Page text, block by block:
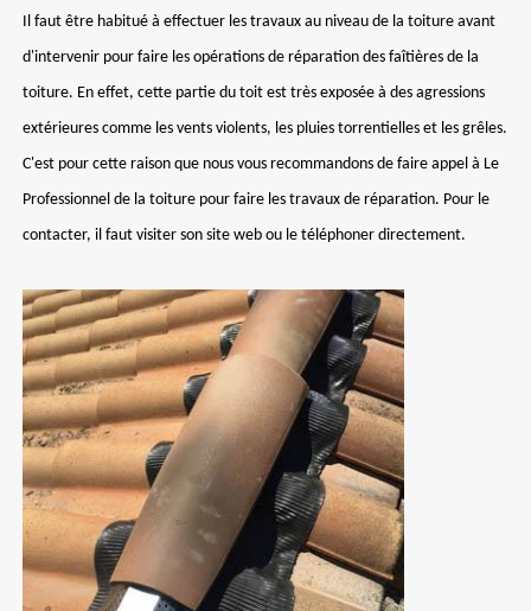
Il faut être habitué à effectuer les travaux au niveau de la toiture avant
d'intervenir pour faire les opérations de réparation des faîtières de la
toiture. En effet, cette partie du toit est très exposée à des agressions
extérieures comme les vents violents, les pluies torrentielles et les grêles.
C'est pour cette raison que nous vous recommandons de faire appel à Le
Professionnel de la toiture pour faire les travaux de réparation. Pour le
contacter, il faut visiter son site web ou le téléphoner directement.